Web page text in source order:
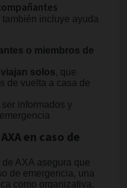
también incluye ayuda
o miembros de
solos, que
de vuelta a casa de
informados y
en caso de
de AXA asegura que
de emergencia, una
como organizativa.